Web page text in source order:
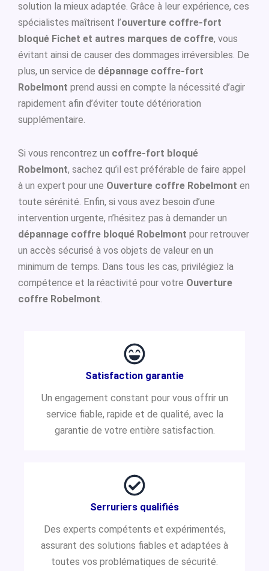
solution la mieux adaptée. Grâce à leur expérience, ces
spécialistes maîtrisent l’ouverture coffre-fort
bloqué Fichet et autres marques de coffre, vous
évitant ainsi de causer des dommages irréversibles. De
plus, un service de dépannage coffre-fort
Robelmont prend aussi en compte la nécessité d’agir
rapidement afin d’éviter toute détérioration
supplémentaire.
Si vous rencontrez un coffre-fort bloqué
Robelmont, sachez qu’il est préférable de faire appel
à un expert pour une Ouverture coffre Robelmont en
toute sérénité. Enfin, si vous avez besoin d’une
intervention urgente, n’hésitez pas à demander un
dépannage coffre bloqué Robelmont pour retrouver
un accès sécurisé à vos objets de valeur en un
minimum de temps. Dans tous les cas, privilégiez la
compétence et la réactivité pour votre Ouverture
coffre Robelmont.
Satisfaction garantie
Un engagement constant pour vous offrir un
service fiable, rapide et de qualité, avec la
garantie de votre entière satisfaction.
Serruriers qualifiés
Des experts compétents et expérimentés,
assurant des solutions fiables et adaptées à
toutes vos problématiques de sécurité.